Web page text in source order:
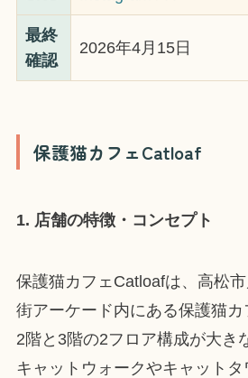
最終
確認
2026年4月15日
保護猫カフェCatloaf
1. 店舗の特徴・コンセプト
保護猫カフェCatloafは、高松
街アーケード内にある保護猫
2階と3階の2フロア構成が大き
キャットウォークやキャット